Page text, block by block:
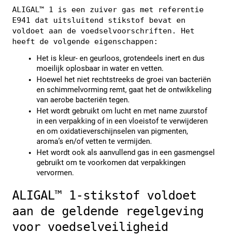
ALIGAL™ 1 is een zuiver gas met referentie
E941 dat uitsluitend stikstof bevat en
voldoet aan de voedselvoorschriften. Het
heeft de volgende eigenschappen:
Het is kleur- en geurloos, grotendeels inert en dus
moeilijk oplosbaar in water en vetten.
Hoewel het niet rechtstreeks de groei van bacteriën
en schimmelvorming remt, gaat het de ontwikkeling
van aerobe bacteriën tegen.
Het wordt gebruikt om lucht en met name zuurstof
in een verpakking of in een vloeistof te verwijderen
en om oxidatieverschijnselen van pigmenten,
aroma’s en/of vetten te vermijden.
Het wordt ook als aanvullend gas in een gasmengsel
gebruikt om te voorkomen dat verpakkingen
vervormen.
ALIGAL™ 1-stikstof voldoet
aan de geldende regelgeving
voor voedselveiligheid